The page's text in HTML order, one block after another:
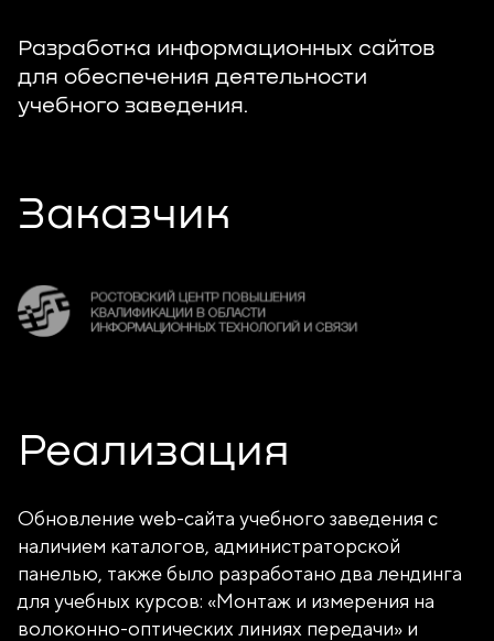
Разработка информационных сайтов
для обеспечения деятельности
учебного заведения.
Заказчик
Реализация
Обновление web-сайта учебного заведения с
наличием каталогов, администраторской
панелью, также было разработано два лендинга
для учебных курсов: «Монтаж и измерения на
волоконно-оптических линиях передачи» и